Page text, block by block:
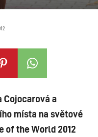
Cojocarová a
místa na světové
of the World 2012